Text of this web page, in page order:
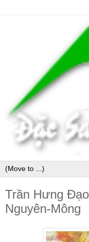
Trần Hưng
Nguyên-Mông